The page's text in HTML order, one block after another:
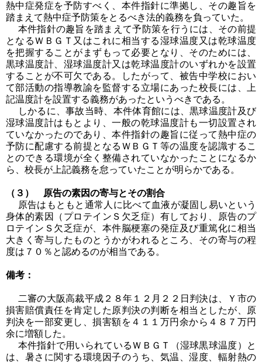
熱中症発症を予防すべく、本件指針に準拠し、その趣旨を
踏まえて熱中症予防策をとるべき法的義務を負っていた。
本件指針の趣旨を踏まえて予防策を行うには、その前提
となるＷＢＧＴ又はこれに相当する湿球温度又は乾球温度
を把握することがまずもって必要となり、そのためには、
黒球温度計、湿球温度計又は乾球温度計のいずれかを設置
することが不可欠である。したがって、被告中学校におい
て部活動の指導教諭を監督する立場にあった校長には、上
記温度計を設置する義務があったというべきである。
しかるに、事故当時、本件体育館には、黒球温度計及び
湿球温度計はもとより、一般の乾球温度計も一切設置され
ていなかったのであり、本件指針の趣旨に従って熱中症の
予防に配慮する前提となるＷＢＧＴ等の温度を認識するこ
とのできる環境が全く整備されていなかったことになるか
ら、校長が上記義務を怠っていたことが明らかである。
（３） 原告の素因の寄与とその割合
原告はもともと通常人に比べて血液が凝固し易いという
身体的素因（プロテインＳ欠乏症）有しており、原告のプ
ロテインＳ欠乏症が、本件脳梗塞の発症及び重篤化に相当
大きく寄与したものとうかがわれるところ、その寄与の程
度は７０％と認めるのが相当である。
備考：
二審の大阪高裁平成２８年１２月２２日判決は、Ｙ市の
損害賠償責任を肯定した原判決の判断を相当としたが、原
判決を一部変更し、損害額を４１１万円余から４８７万円
余に増額した。
本件指針で用いられているＷＢＧＴ（湿球黒球温度）と
は、暑さに関する環境因子のうち、気温、湿度、輻射熱の